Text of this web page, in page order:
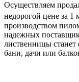
Осуществляем
недорогой цене за 1
производством
надежных
лиственницы
бани, дачи или